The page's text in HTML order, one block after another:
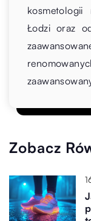
Łodzi oraz
Zobacz